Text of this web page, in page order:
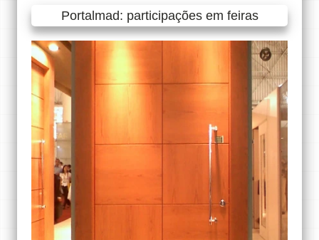
Portalmad: participações em feiras